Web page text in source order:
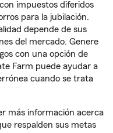
impuestos diferidos
para la jubilación.
depende de sus
del mercado. Genere
con una opción de
Farm puede ayudar a
cuando se trata
más información acerca
respalden sus metas